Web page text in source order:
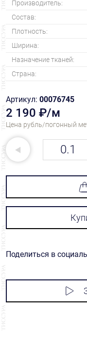
Производитель:
Состав:
Плотность:
Ширина:
Назначение тканей:
Страна:
Артикул: 00076745
2 190 ₽/м
Цена рубль/погонный
Поделиться в